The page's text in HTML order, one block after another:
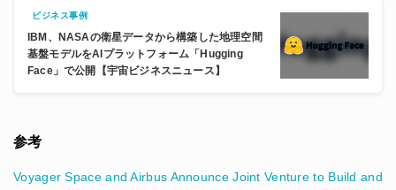
ビジネス事例
IBM、NASAの衛星データから構築した地理空間
基盤モデルをAIプラットフォーム「Hugging
Face」で公開【宇宙ビジネスニュース】
参考
Voyager Space and Airbus Announce Joint Venture to Build and